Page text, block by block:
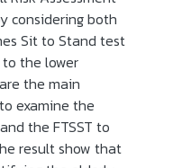
considering both
Sit to Stand test
the lower
the main
examine the
the FTSST to
result show that